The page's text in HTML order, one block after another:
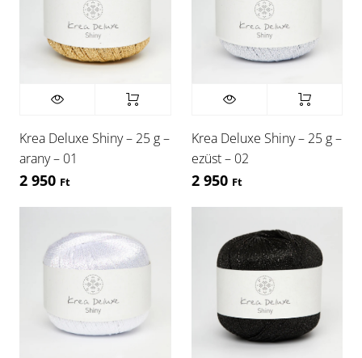
Krea Deluxe Shiny – 25 g –
arany – 01
2 950 Ft
Krea Deluxe Shiny – 25 g –
ezüst – 02
2 950 Ft